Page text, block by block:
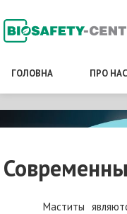
ГОЛОВНА ПРО НАС
Маститы являются